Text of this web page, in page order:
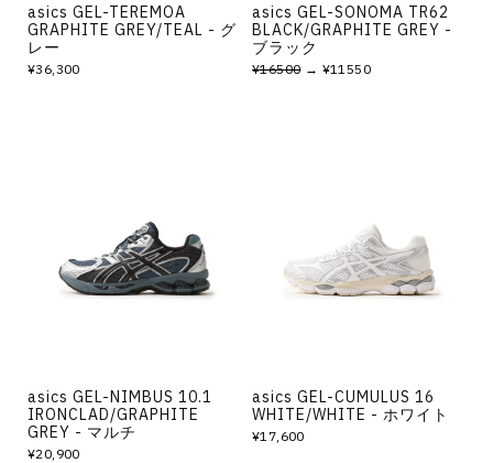
asics GEL-TEREMOA
GRAPHITE GREY/TEAL - グ
レー
¥36,300
asics GEL-SONOMA TR62
BLACK/GRAPHITE GREY -
ブラック
¥16500→ ¥11550
asics GEL-NIMBUS 10.1
IRONCLAD/GRAPHITE
GREY - マルチ
¥20,900
asics GEL-CUMULUS 16
WHITE/WHITE - ホワイト
¥17,600